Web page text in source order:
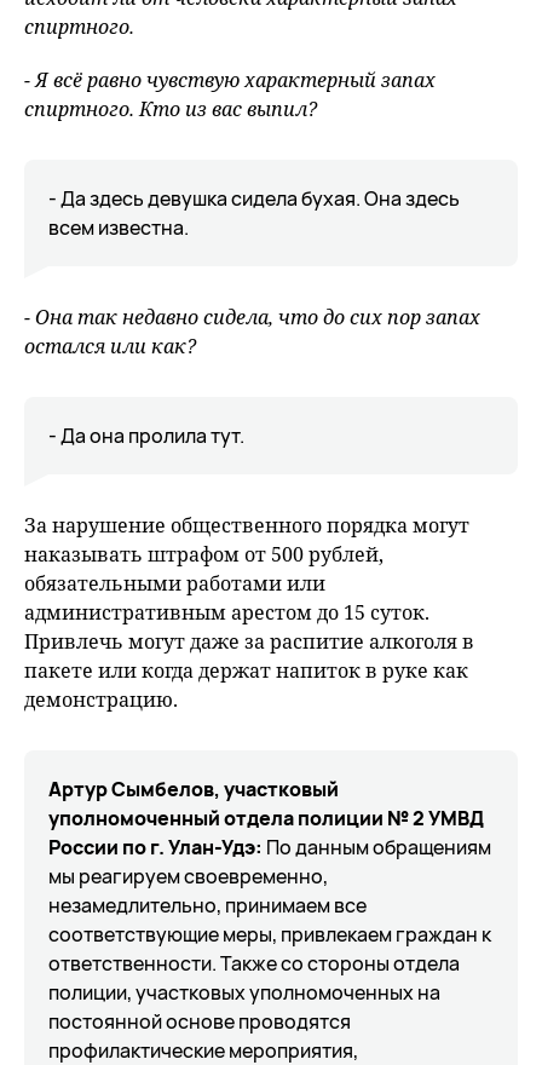
спиртного.
- Я всё равно чувствую характерный запах
спиртного. Кто из вас выпил?
- Да здесь девушка сидела бухая. Она здесь
всем известна.
- Она так недавно сидела, что до сих пор запах
остался или как?
- Да она пролила тут.
За нарушение общественного порядка могут
наказывать штрафом от 500 рублей,
обязательными работами или
административным арестом до 15 суток.
Привлечь могут даже за распитие алкоголя в
пакете или когда держат напиток в руке как
демонстрацию.
Артур Сымбелов, участковый
уполномоченный отдела полиции № 2 УМВД
России по г. Улан-Удэ: По данным обращениям
мы реагируем своевременно,
незамедлительно, принимаем все
соответствующие меры, привлекаем граждан к
ответственности. Также со стороны отдела
полиции, участковых уполномоченных на
постоянной основе проводятся
профилактические мероприятия,